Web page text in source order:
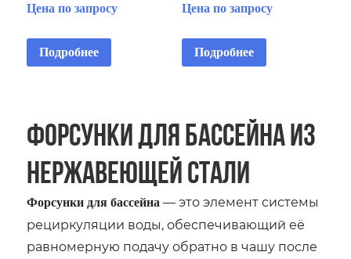
Цена по запросу
Подробнее
Цена по запросу
Подробнее
Форсунки для бассейна из
нержавеющей стали
Форсунки для бассейна — это элемент системы
рециркуляции воды, обеспечивающий её
равномерную подачу обратно в чашу после